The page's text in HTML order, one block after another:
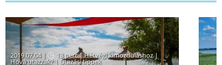
2019.07.04 | 13 perc|Hétvégi kimozduláshoz|
Hová utazzak?|Utazási tippek